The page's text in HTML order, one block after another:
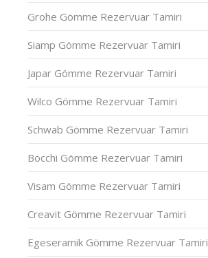
Grohe Gömme Rezervuar Tamiri
Siamp Gömme Rezervuar Tamiri
Japar Gömme Rezervuar Tamiri
Wilco Gömme Rezervuar Tamiri
Schwab Gömme Rezervuar Tamiri
Bocchi Gömme Rezervuar Tamiri
Visam Gömme Rezervuar Tamiri
Creavit Gömme Rezervuar Tamiri
Egeseramik Gömme Rezervuar Tamiri